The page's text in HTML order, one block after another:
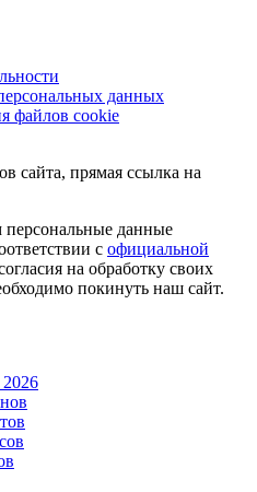
данных
файлов сookie
сайта, прямая ссылка на
данные
с официальной
на обработку своих
покинуть наш сайт.